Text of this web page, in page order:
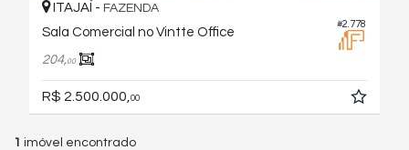
#2.778
ITAJAÍ - FAZENDA
Sala Comercial no Vintte Office
204,00
R$ 2.500.000, 00
1 imóvel encontrado